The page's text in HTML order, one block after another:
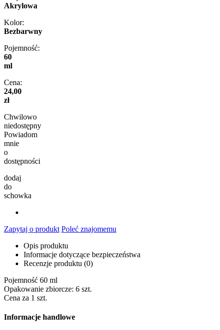
Akrylowa
Kolor:
Bezbarwny
Pojemność:
60
ml
Cena:
24,00
zł
Chwilowo
niedostępny
Powiadom
mnie
o
dostępności
dodaj
do
schowka
Zapytaj o produkt Poleć znajomemu
Opis produktu
Informacje dotyczące bezpieczeństwa
Recenzje produktu (0)
Pojemność 60 ml
Opakowanie zbiorcze: 6 szt.
Cena za 1 szt.
Informacje handlowe